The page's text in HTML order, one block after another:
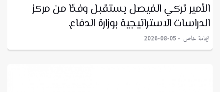
الأمير تركي الفيصل يستقبل وفدًا من مركز
الدراسات الاستراتيجية بوزارة الدفاع.
اليمامة خاص 2026-08-05